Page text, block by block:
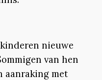
nieuwe
van hen
aanraking met